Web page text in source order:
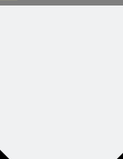
не
вам придётся
случае забыть
блюд,
за львиную